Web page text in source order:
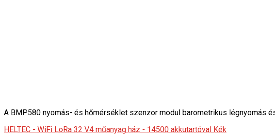
A BMP580 nyomás- és hőmérséklet szenzor modul barometrikus légnyomás
HELTEC - WiFi LoRa 32 V4 műanyag ház - 14500 akkutartóval Kék